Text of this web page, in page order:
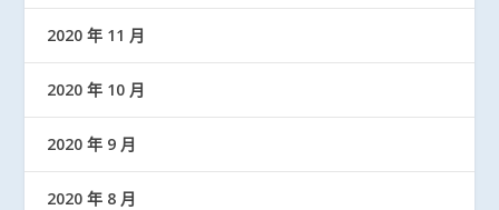
2020 年 11 月
2020 年 10 月
2020 年 9 月
2020 年 8 月